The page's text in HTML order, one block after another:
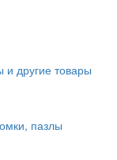
другие товары
пазлы